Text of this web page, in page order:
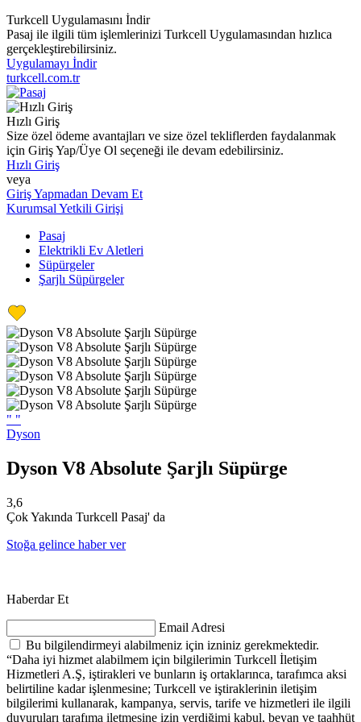
Turkcell Uygulamasını İndir
Pasaj ile ilgili tüm işlemlerinizi Turkcell Uygulamasından hızlıca
gerçekleştirebilirsiniz.
Uygulamayı İndir
turkcell.com.tr
Hızlı Giriş
Size özel ödeme avantajları ve size özel tekliflerden faydalanmak
için Giriş Yap/Üye Ol seçeneği ile devam edebilirsiniz.
Hızlı Giriş
veya
Giriş Yapmadan Devam Et
Kurumsal Yetkili Girişi
Pasaj
Elektrikli Ev Aletleri
Süpürgeler
Şarjlı Süpürgeler
" "
Dyson
Dyson V8 Absolute Şarjlı Süpürge
3,6
Çok Yakında Turkcell Pasaj' da
Stoğa gelince haber ver
Haberdar Et
Email Adresi
Bu bilgilendirmeyi alabilmeniz için izniniz gerekmektedir.
“Daha iyi hizmet alabilmem için bilgilerimin Turkcell İletişim
Hizmetleri A.Ş, iştirakleri ve bunların iş ortaklarınca, tarafımca aksi
belirtiline kadar işlenmesine; Turkcell ve iştiraklerinin iletişim
bilgilerimi kullanarak, kampanya, servis, tarife ve hizmetleri ile ilgili
duyuruları tarafıma iletmesine izin verdiğimi kabul, beyan ve taahhüt